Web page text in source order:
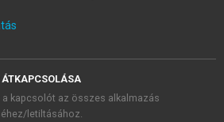
KIPRÓBÁLOM
a kapcsolót az összes alkalmazás
letiltásához.